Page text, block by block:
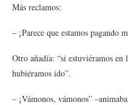
Más reclamos:
– ¡Parece que estamos pagando
Otro añadía: “si estuviéramos
hubiéramos ido”.
– ¡Vámonos, vámonos”